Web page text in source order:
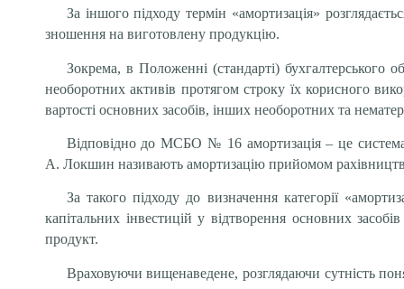
За іншого підходу термін «амортизація»
зношення на виготовлену продукцію.
Зокрема, в Положенні (стандарті) бухгалтерського
необоротних активів протягом строку їх корисного
вартості основних засобів, інших необоротних та
Відповідно до МСБО № 16 амортизація – це
А. Локшин називають амортизацію прийомом
За такого підходу до визначення категорії
капітальних інвестицій у відтворення основних
продукт.
Враховуючи вищенаведене, розглядаючи сутність